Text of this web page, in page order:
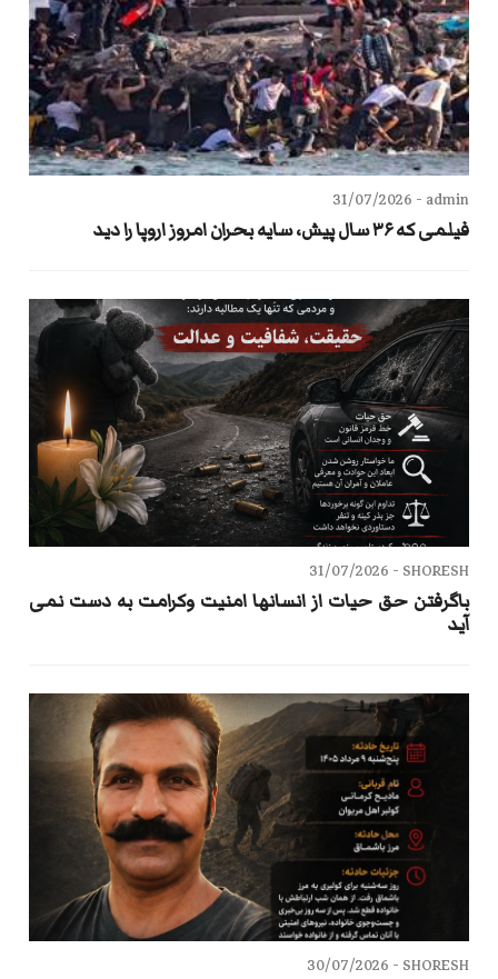
admin -
31/07/2026
فیلمی که ۳۶ سال پیش، سایه بحران امروز اروپا را دید
SHORESH -
31/07/2026
باگرفتن حق حیات از انسانها امنیت وکرامت به دست نمی
آید
SHORESH -
30/07/2026